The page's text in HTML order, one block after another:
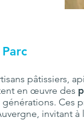
pâtissiers,
en œuvre des
invitant